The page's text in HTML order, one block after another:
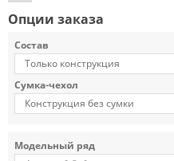
Опции заказа
Состав
Сумка-чехол
Модельный ряд